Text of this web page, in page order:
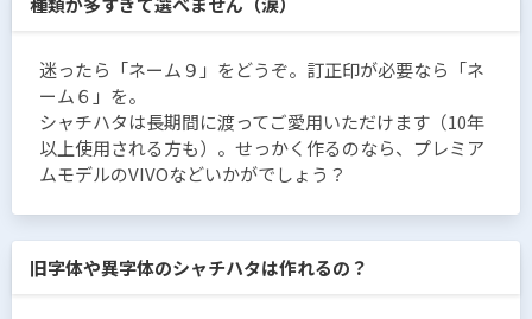
迷ったら「ネーム９」をどうぞ。訂正印が必要なら「ネ
ーム６」を。
シャチハタは長期間に渡ってご愛用いただけます（10年
以上使用される方も）。せっかく作るのなら、プレミア
ムモデルのVIVOなどいかがでしょう？
旧字体や異字体のシャチハタは作れるの？